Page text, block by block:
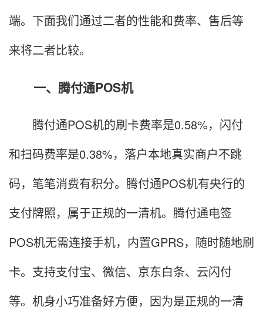
端。下面我们通过二者的性能和费率、售后等
来将二者比较。
一、腾付通POS机
腾付通POS机的刷卡费率是0.58%，闪付
和扫码费率是0.38%，落户本地真实商户不跳
码，笔笔消费有积分。腾付通POS机有央行的
支付牌照，属于正规的一清机。腾付通电签
POS机无需连接手机，内置GPRS，随时随地刷
卡。支持支付宝、微信、京东白条、云闪付
等。机身小巧准备好方便，因为是正规的一清